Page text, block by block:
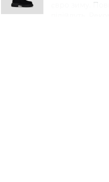
євро зиму.